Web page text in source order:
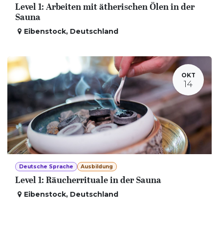
Level 1: Arbeiten mit ätherischen Ölen in der
Sauna
Eibenstock, Deutschland
OKT
14
Deutsche Sprache Ausbildung
Level 1: Räucherrituale in der Sauna
Eibenstock, Deutschland